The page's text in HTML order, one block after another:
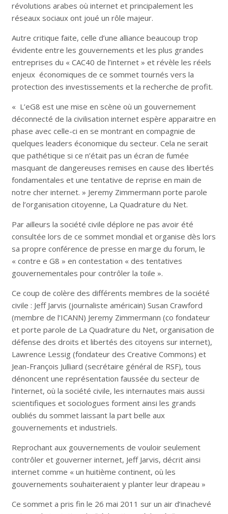
révolutions arabes où internet et principalement les
réseaux sociaux ont joué un rôle majeur.
Autre critique faite, celle d’une alliance beaucoup trop
évidente entre les gouvernements et les plus grandes
entreprises du « CAC40 de l’internet » et révèle les réels
enjeux économiques de ce sommet tournés vers la
protection des investissements et la recherche de profit.
« L’eG8 est une mise en scène où un gouvernement
déconnecté de la civilisation internet espère apparaitre en
phase avec celle-ci en se montrant en compagnie de
quelques leaders économique du secteur. Cela ne serait
que pathétique si ce n’était pas un écran de fumée
masquant de dangereuses remises en cause des libertés
fondamentales et une tentative de reprise en main de
notre cher internet. » Jeremy Zimmermann porte parole
de l’organisation citoyenne, La Quadrature du Net.
Par ailleurs la société civile déplore ne pas avoir été
consultée lors de ce sommet mondial et organise dès lors
sa propre conférence de presse en marge du forum, le
« contre e G8 » en contestation « des tentatives
gouvernementales pour contrôler la toile ».
Ce coup de colère des différents membres de la société
civile : Jeff Jarvis (journaliste américain) Susan Crawford
(membre de l’ICANN) Jeremy Zimmermann (co fondateur
et porte parole de La Quadrature du Net, organisation de
défense des droits et libertés des citoyens sur internet),
Lawrence Lessig (fondateur des Creative Commons) et
Jean-François Julliard (secrétaire général de RSF), tous
dénoncent une représentation faussée du secteur de
l’internet, où la société civile, les internautes mais aussi
scientifiques et sociologues forment ainsi les grands
oubliés du sommet laissant la part belle aux
gouvernements et industriels.
Reprochant aux gouvernements de vouloir seulement
contrôler et gouverner internet, Jeff Jarvis, décrit ainsi
internet comme « un huitième continent, où les
gouvernements souhaiteraient y planter leur drapeau »
Ce sommet a pris fin le 26 mai 2011 sur un air d’inachevé